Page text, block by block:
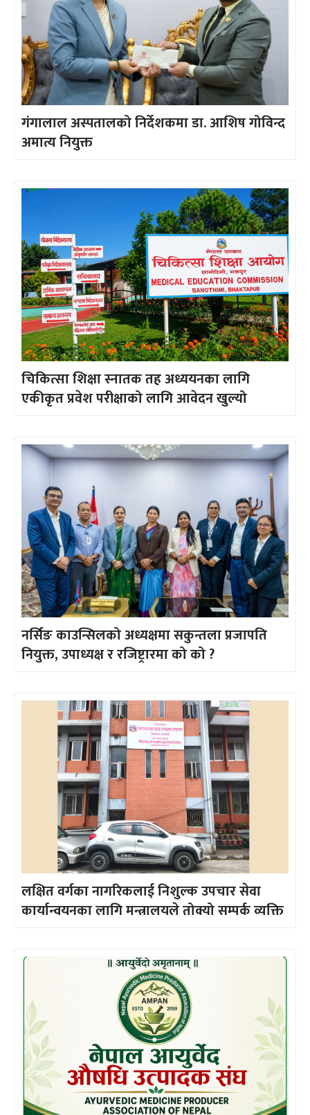
गंगालाल अस्पतालको निर्देशकमा डा. आशिष गोविन्द
अमात्य नियुक्त
चिकित्सा शिक्षा स्नातक तह अध्ययनका लागि
एकीकृत प्रवेश परीक्षाको लागि आवेदन खुल्यो
नर्सिङ काउन्सिलको अध्यक्षमा सकुन्तला प्रजापति
नियुक्त, उपाध्यक्ष र रजिष्ट्रारमा को को ?
लक्षित वर्गका नागरिकलाई निशुल्क उपचार सेवा
कार्यान्वयनका लागि मन्त्रालयले तोक्यो सम्पर्क व्यक्ति